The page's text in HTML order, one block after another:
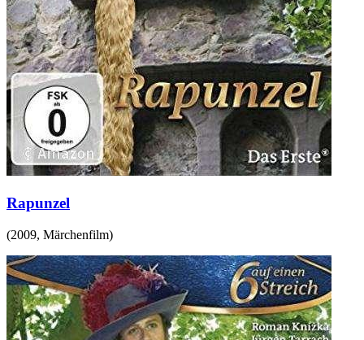
Rapunzel
(2009, Märchenfilm)